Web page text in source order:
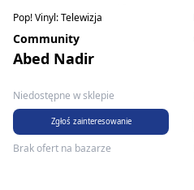
Pop! Vinyl: Telewizja
Community
Abed Nadir
Niedostępne w sklepie
Zgłoś zainteresowanie
Brak ofert na bazarze